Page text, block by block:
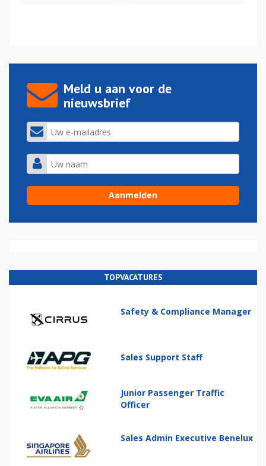
Meld u aan voor de
nieuwsbrief
TOPVACATURES
Safety & Compliance Manager
Sales Support Staff
Junior Passenger Traffic
Officer
Sales Admin Executive Benelux